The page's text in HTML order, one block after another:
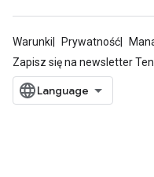
Warunki Prywatność
Zapisz się na newsletter